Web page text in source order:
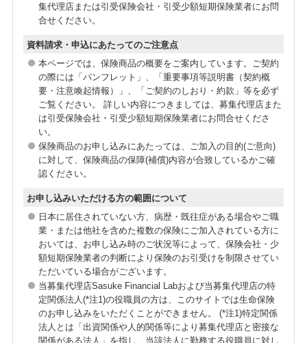
集代理店または引受保険会社・引受少額短期保険業者にお問
合せください。
資料請求・申込にあたってのご注意点
本ページでは、保険商品の概要をご案内しています。ご契約
の際には「パンフレット」、「重要事項等説明書（契約概
要・注意喚起情報）」、「ご契約のしおり・約款」等を必ず
ご覧ください。 詳しい内容につきましては、募集代理店また
は引受保険会社・引受少額短期保険業者にお問合せくださ
い。
保険商品のお申し込みにあたっては、ご加入の目的(ご意向)
に対して、保険商品の保障(補償)内容が合致しているかご確
認ください。
お申し込みいただける方の範囲について
日本に居住されていない方、病歴・既往症がある場合やご職
業・または他社を含めた複数の保険にご加入されている方に
おいては、お申し込み時のご状況等によって、保険会社・少
額短期保険業者の判断により保険のお引受けを制限させてい
ただいている場合がございます。
当募集代理店Sasuke Financial Labおよび当募集代理店の特
定関係法人(*注1)の役職員の方は、このサイトでは生命保険
のお申し込みをいただくことができません。 (*注1)特定関係
法人とは「出資関係や人的関係等により募集代理店と密接な
関係がある法人」を指し、当該法人に勤務する役職員に対し